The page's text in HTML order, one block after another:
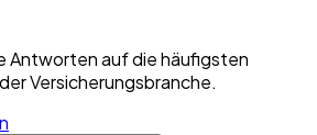
Antworten auf die häufigsten
Versicherungsbranche.